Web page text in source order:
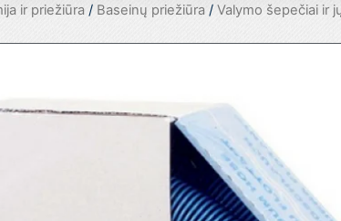
ir priežiūra / Baseinų priežiūra / Valymo šepečiai ir